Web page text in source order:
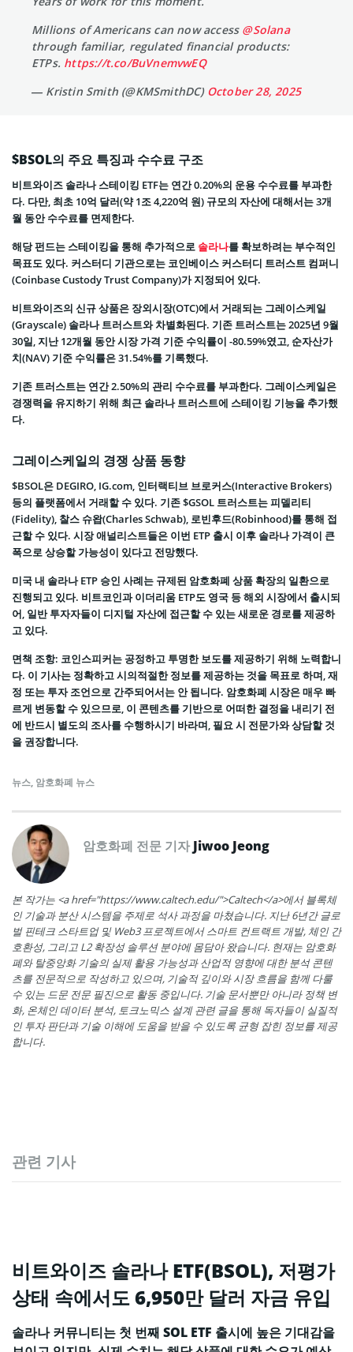
Millions of Americans can now access @Solana
through familiar, regulated financial products:
ETPs. https://t.co/BuVnemvwEQ
— Kristin Smith (@KMSmithDC) October 28, 2025
$BSOL의 주요 특징과 수수료 구조
비트와이즈 솔라나 스테이킹 ETF는 연간 0.20%의 운용 수수료를 부과한
다. 다만, 최초 10억 달러(약 1조 4,220억 원) 규모의 자산에 대해서는 3개
월 동안 수수료를 면제한다.
해당 펀드는 스테이킹을 통해 추가적으로 솔라나를 확보하려는 부수적인
목표도 있다. 커스터디 기관으로는 코인베이스 커스터디 트러스트 컴퍼니
(Coinbase Custody Trust Company)가 지정되어 있다.
비트와이즈의 신규 상품은 장외시장(OTC)에서 거래되는 그레이스케일
(Grayscale) 솔라나 트러스트와 차별화된다. 기존 트러스트는 2025년 9월
30일, 지난 12개월 동안 시장 가격 기준 수익률이 -80.59%였고, 순자산가
치(NAV) 기준 수익률은 31.54%를 기록했다.
기존 트러스트는 연간 2.50%의 관리 수수료를 부과한다. 그레이스케일은
경쟁력을 유지하기 위해 최근 솔라나 트러스트에 스테이킹 기능을 추가했
다.
그레이스케일의 경쟁 상품 동향
$BSOL은 DEGIRO, IG.com, 인터랙티브 브로커스(Interactive Brokers)
등의 플랫폼에서 거래할 수 있다. 기존 $GSOL 트러스트는 피델리티
(Fidelity), 찰스 슈왑(Charles Schwab), 로빈후드(Robinhood)를 통해 접
근할 수 있다. 시장 애널리스트들은 이번 ETP 출시 이후 솔라나 가격이 큰
폭으로 상승할 가능성이 있다고 전망했다.
미국 내 솔라나 ETP 승인 사례는 규제된 암호화폐 상품 확장의 일환으로
진행되고 있다. 비트코인과 이더리움 ETP도 영국 등 해외 시장에서 출시되
어, 일반 투자자들이 디지털 자산에 접근할 수 있는 새로운 경로를 제공하
고 있다.
면책 조항: 코인스피커는 공정하고 투명한 보도를 제공하기 위해 노력합니
다. 이 기사는 정확하고 시의적절한 정보를 제공하는 것을 목표로 하며, 재
정 또는 투자 조언으로 간주되어서는 안 됩니다. 암호화폐 시장은 매우 빠
르게 변동할 수 있으므로, 이 콘텐츠를 기반으로 어떠한 결정을 내리기 전
에 반드시 별도의 조사를 수행하시기 바라며, 필요 시 전문가와 상담할 것
을 권장합니다.
뉴스, 암호화폐 뉴스
암호화폐 전문 기자Jiwoo Jeong
본 작가는 <a href="https://www.caltech.edu/">Caltech</a>에서 블록체
인 기술과 분산 시스템을 주제로 석사 과정을 마쳤습니다. 지난 6년간 글로
벌 핀테크 스타트업 및 Web3 프로젝트에서 스마트 컨트랙트 개발, 체인 간
호환성, 그리고 L2 확장성 솔루션 분야에 몸담아 왔습니다. 현재는 암호화
폐와 탈중앙화 기술의 실제 활용 가능성과 산업적 영향에 대한 분석 콘텐
츠를 전문적으로 작성하고 있으며, 기술적 깊이와 시장 흐름을 함께 다룰
수 있는 드문 전문 필진으로 활동 중입니다. 기술 문서뿐만 아니라 정책 변
화, 온체인 데이터 분석, 토크노믹스 설계 관련 글을 통해 독자들이 실질적
인 투자 판단과 기술 이해에 도움을 받을 수 있도록 균형 잡힌 정보를 제공
합니다.
관련 기사
비트와이즈 솔라나 ETF(BSOL), 저평가
상태 속에서도 6,950만 달러 자금 유입
솔라나 커뮤니티는 첫 번째 SOL ETF 출시에 높은 기대감을